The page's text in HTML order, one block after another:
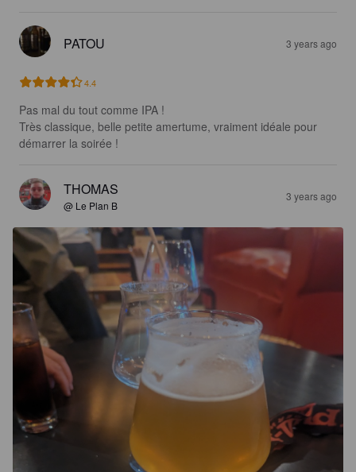
PATOU 3 years ago
4.4
Pas mal du tout comme IPA !
Très classique, belle petite amertume, vraiment idéale pour
démarrer la soirée !
THOMAS
@ Le Plan B
3 years ago